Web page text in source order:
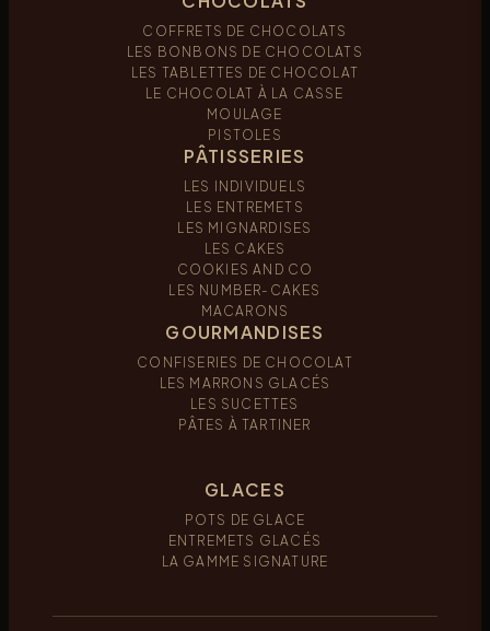
COFFRETS DE CHOCOLATS
LES BONBONS DE CHOCOLATS
LES TABLETTES DE CHOCOLAT
LE CHOCOLAT À LA CASSE
MOULAGE
PISTOLES
PÂTISSERIES
LES INDIVIDUELS
LES ENTREMETS
LES MIGNARDISES
LES CAKES
COOKIES AND CO
LES NUMBER-CAKES
MACARONS
GOURMANDISES
CONFISERIES DE CHOCOLAT
LES MARRONS GLACÉS
LES SUCETTES
PÂTES À TARTINER
GLACES
POTS DE GLACE
ENTREMETS GLACÉS
LA GAMME SIGNATURE